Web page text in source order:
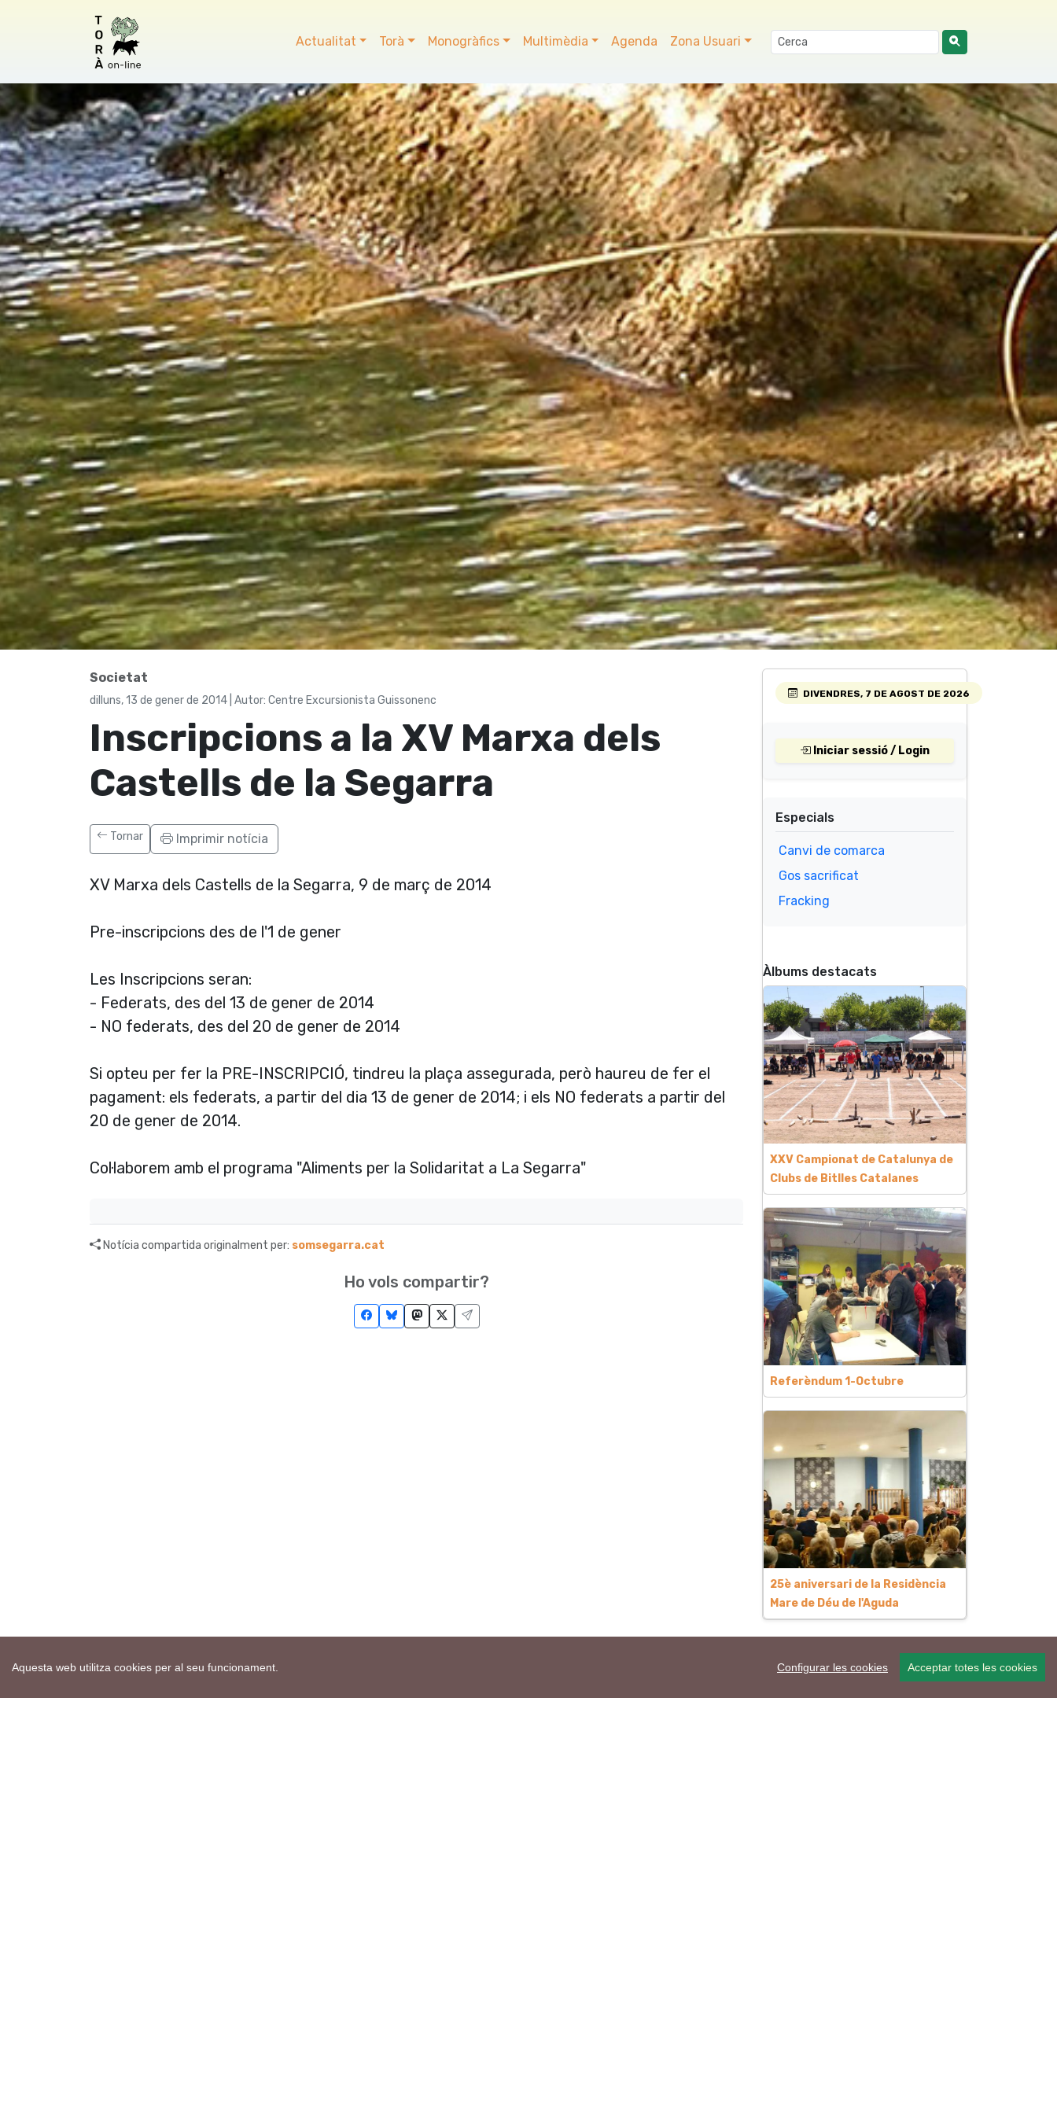
Aquesta web utilitza cookies per al seu funcionament. Configurar les cookies Acceptar totes les cookies
Actualitat Torà Monogràfics Multimèdia Agenda Zona Usuari
Societat
dilluns, 13 de gener de 2014 | Autor: Centre Excursionista Guissonenc
Inscripcions a la XV Marxa dels
Castells de la Segarra
Tornar Imprimir notícia
XV Marxa dels Castells de la Segarra, 9 de març de 2014
Pre-inscripcions des de l'1 de gener
Les Inscripcions seran:
- Federats, des del 13 de gener de 2014
- NO federats, des del 20 de gener de 2014
Si opteu per fer la PRE-INSCRIPCIÓ, tindreu la plaça assegurada, però haureu de fer el
pagament: els federats, a partir del dia 13 de gener de 2014; i els NO federats a partir del
20 de gener de 2014.
Col·laborem amb el programa "Aliments per la Solidaritat a La Segarra"
Notícia compartida originalment per: somsegarra.cat
Ho vols compartir?
DIVENDRES, 7 DE AGOST DE 2026
Iniciar sessió / Login
Especials
Canvi de comarca
Gos sacrificat
Fracking
Àlbums destacats
XXV Campionat de Catalunya de
Clubs de Bitlles Catalanes
Referèndum 1-Octubre
25è aniversari de la Residència
Mare de Déu de l'Aguda